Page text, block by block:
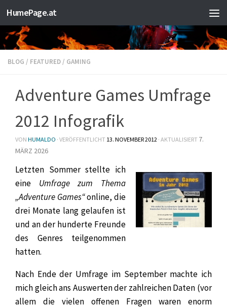
Zum Inhalt springen
HumePage.at
BLOG / FEATURED / GAMING
Adventure Games Umfrage
2012 Infografik
VON HUMALDO · VERÖFFENTLICHT 13. NOVEMBER 2012 · AKTUALISIERT 7.
MÄRZ 2026
Letzten Sommer stellte ich
eine Umfrage zum Thema
„Adventure Games“online, die
drei Monate lang gelaufen ist
und an der hunderte Freunde
des Genres teilgenommen
hatten.
Nach Ende der Umfrage im September machte ich
mich gleich ans Auswerten der zahlreichen Daten (vor
allem die vielen offenen Fragen waren enorm